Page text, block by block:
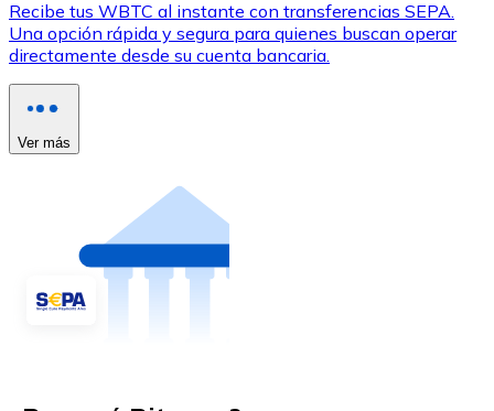
Recibe tus WBTC al instante con transferencias SEPA.
Una opción rápida y segura para quienes buscan operar
directamente desde su cuenta bancaria.
Ver más